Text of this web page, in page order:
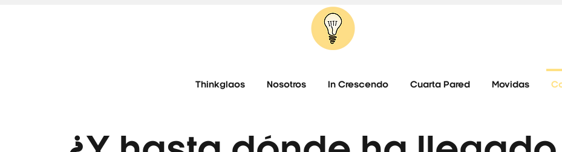
Thinkglaos Nosotros In Crescendo Cuarta Pared Movidas